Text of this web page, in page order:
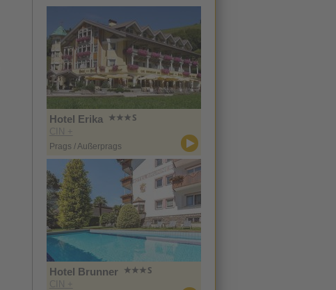
Hotel Erika
CIN +
Prags / Außerprags
Hotel Brunner
CIN +